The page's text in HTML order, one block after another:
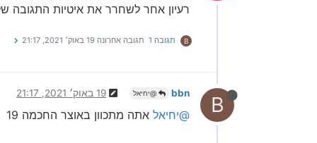
רעיון אחר לשחרר את איטיות התגובה
B תגובה 1 תגובה אחרונה 19 באוק׳ 2021, 21:17
B
bbn @יחיאל 19 באוק׳ 2021, 21:17
@יחיאל אתה מתכוון באוצר החכמה 19